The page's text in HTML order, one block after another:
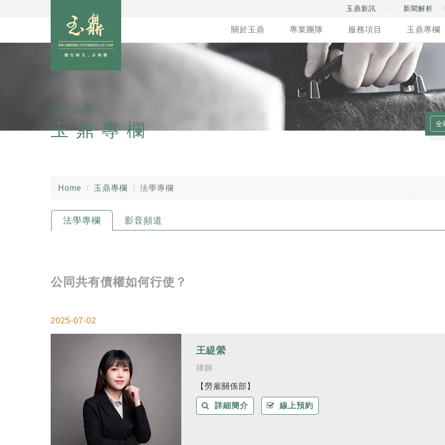
玉鼎新訊 新聞解析
關於玉鼎 專業團隊 服務項目 玉鼎專欄
COLUMN
玉鼎專欄
Home 玉鼎專欄 法學專欄
法學專欄 影音頻道
公同共有債權如何行使？
2025-07-02
王緹縈
律師
【勞雇關係部】
詳細簡介 線上預約